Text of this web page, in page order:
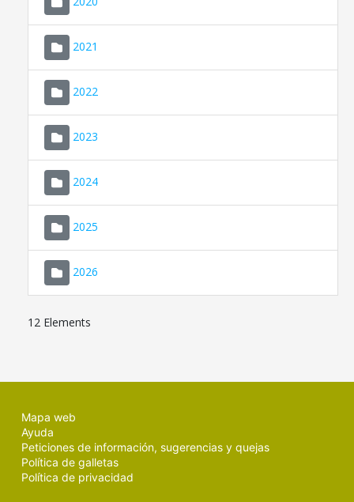
2021
2022
2023
2024
2025
2026
12 Elements
Mapa web
Ayuda
Peticiones de información, sugerencias y quejas
Política de galletas
Política de privacidad